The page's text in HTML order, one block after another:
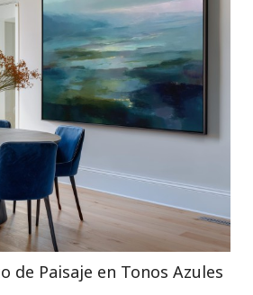
de Paisaje en Tonos Azules